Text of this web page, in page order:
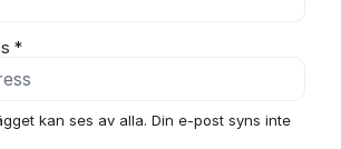
*
kan ses av alla. Din e-post syns inte